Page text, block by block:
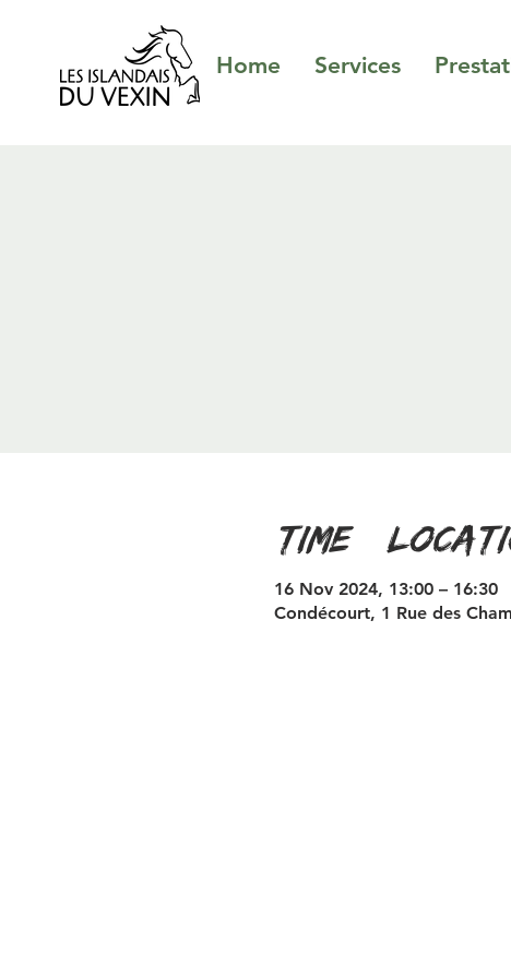
Home Services
Time &
16 Nov 2024, 13:00 – 16:30
Condécourt, 1 Rue des